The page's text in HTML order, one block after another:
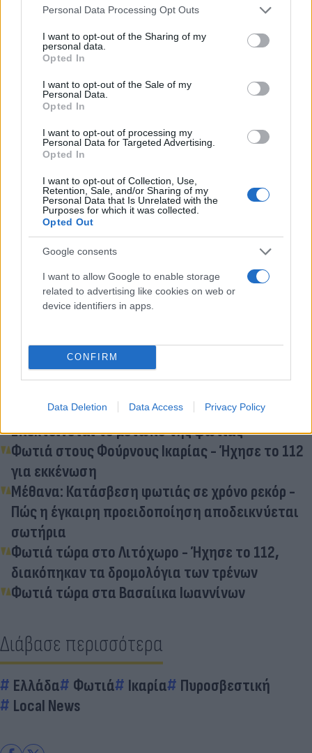
Please note that this website/app uses one or more Google
not limited to your visit or usage behaviour. You may click to
grant or deny consent to Google and its third-party tags to
use your data for below specified purposes in below Google
consent section.
Personal Data Processing Opt Outs
I want to opt-out of the Sharing of my
personal data.
Opted In
I want to opt-out of the Sale of my
Personal Data.
Opted In
I want to opt-out of processing my
Personal Data for Targeted Advertising.
Opted In
I want to opt-out of Collection, Use,
Retention, Sale, and/or Sharing of my
Personal Data that Is Unrelated with the
Purposes for which it was collected.
Opted Out
Google consents
I want to allow Google to enable storage
related to advertising like cookies on web or
device identifiers in apps.
CONFIRM
Data Deletion Data Access Privacy Policy
Το πρωί της Κυριακής (18/08) η εικόνα βελτιώθηκε
και τελικά η φωτιά τέθηκε υπό έλεγχο από τις
Κάνε κλικ και δες περισσότερο
Flash.grστην αναζήτηση τηςGoogle
Μαίνεται η φωτιά στους Φούρνους Ικαρίας -
Δύσκολη νύχτα στους Φούρνους Ικαρίας:
Επεκτείνεται το μέτωπο της φωτιάς
Φωτιά στους Φούρνους Ικαρίας - Ήχησε το 112
για εκκένωση
Μέθανα: Κατάσβεση φωτιάς σε χρόνο ρεκόρ -
Πώς η έγκαιρη προειδοποίηση αποδεικνύεται
σωτήρια
Φωτιά τώρα στο Λιτόχωρο - Ήχησε το 112,
διακόπηκαν τα δρομολόγια των τρένων
Φωτιά τώρα στα Βασαίικα Ιωαννίνων
Διάβασε περισσότερα
Ελλάδα Φωτιά Ικαρία
Πυροσβεστική
Local News